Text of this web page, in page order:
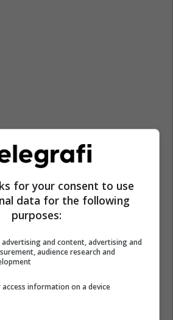
for your consent to use
data for the following
purposes:
advertising and content, advertising and
audience research and
information on a device